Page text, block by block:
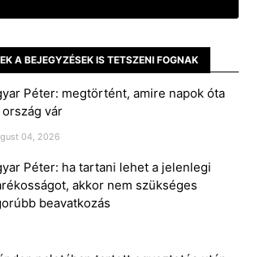
A BEJEGYZÉSEK IS TETSZENI FOGNAK
Péter: megtörtént, amire napok óta
vár
04, 2026
Péter: ha tartani lehet a jelenlegi
akkor nem szükséges
beavatkozás